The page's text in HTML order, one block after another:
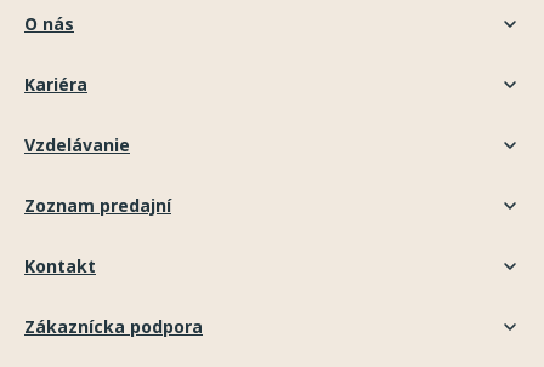
O nás
Kariéra
Vzdelávanie
Zoznam predajní
Kontakt
Zákaznícka podpora